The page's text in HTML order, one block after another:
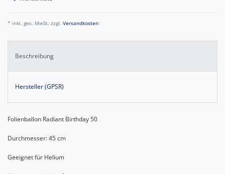
* inkl. ges. MwSt. zzgl. Versandkosten
Beschreibung
Hersteller (GPSR)
Folienballon Radiant Birthday 50
Durchmesser: 45 cm
Geeignet für Helium